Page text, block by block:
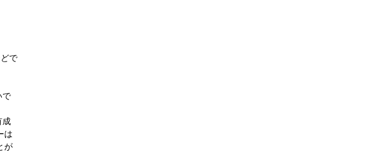
で
で
成
は
が